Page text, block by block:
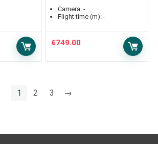
Camera: -
Flight time (m): -
€749.00
1 2 3 →